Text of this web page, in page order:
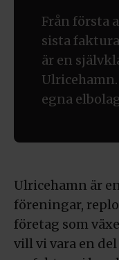
Från första
sista
är en
egna
Ulricehamn är
föreningar,
företag som
vill vi vara en